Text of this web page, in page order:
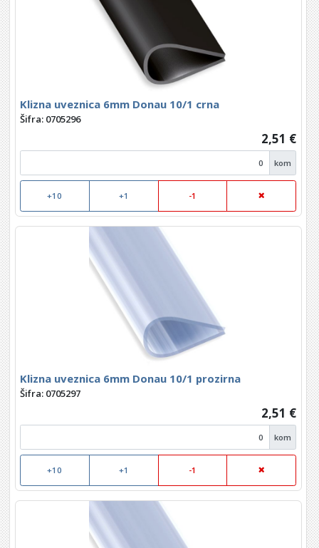
Klizna uveznica 6mm Donau 10/1 crna
Šifra: 0705296
2,51 €
kom
+10 +1 -1
Klizna uveznica 6mm Donau 10/1 prozirna
Šifra: 0705297
2,51 €
kom
+10 +1 -1